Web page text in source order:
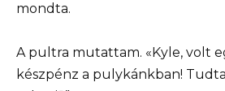
mondta.
A pultra mutattam. «Kyle, volt
készpénz a pulykánkban!